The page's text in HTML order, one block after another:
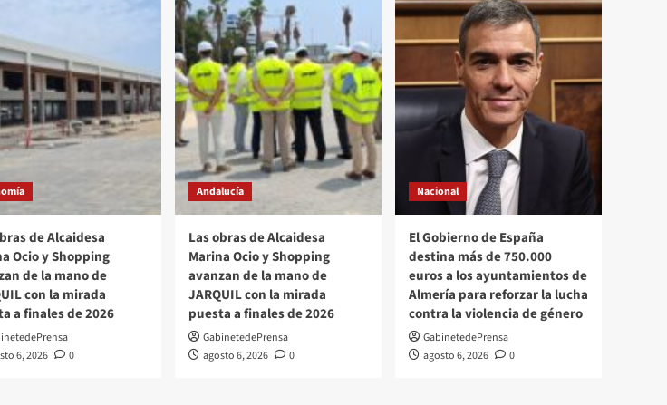
de Alcaidesa
Ocio y Shopping
de la mano de
con la mirada
a finales de 2026
6, 2026
0
Andalucía
Las obras de Alcaidesa
Marina Ocio y Shopping
avanzan de la mano de
JARQUIL con la mirada
puesta a finales de 2026
GabinetedePrensa
agosto 6, 2026
0
Nacional
El Gobierno de España
destina más de 750.000
euros a los ayuntamientos de
Almería para reforzar la lucha
contra la violencia de género
GabinetedePrensa
agosto 6, 2026
0